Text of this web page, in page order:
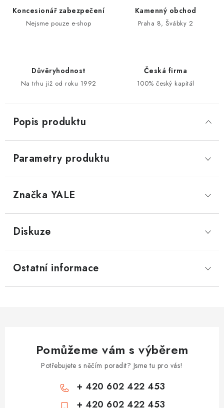
ZNAČKY
Zabezpečení domů
Zabezpečení firem (administrativních budov) a tovarních
Obchodní podmínky
Kontakty O nás
Naše výhody
Bezpečnostní třídy
Koncesionář zabezpečení
Nejsme pouze e-shop
Kamenný obchod
Praha 8, Švábky 2
Důvěryhodnost
Na trhu již od roku 1992
Česká firma
100% český kapitál
Popis produktu
Parametry produktu
Značka YALE
Diskuze
Ostatní informace
Pomůžeme vám s výběrem
Potřebujete s něčím poradit? Jsme tu pro vás!
+ 420 602 422 453
+ 420 602 422 453